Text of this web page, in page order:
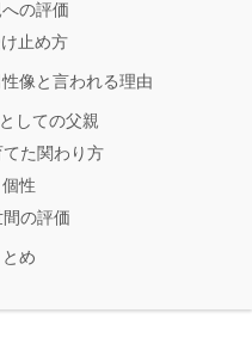
の評価
止め方
像と言われる理由
しての父親
た関わり方
性
の評価
め